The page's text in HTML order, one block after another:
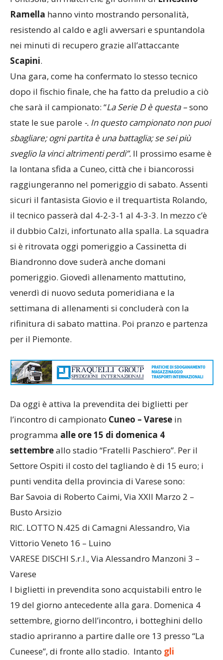
Ramella hanno vinto mostrando personalità,
resistendo al caldo e agli avversari e spuntandola
nei minuti di recupero grazie all’attaccante
Scapini.
Una gara, come ha confermato lo stesso tecnico
dopo il fischio finale, che ha fatto da preludio a ciò
che sarà il campionato: “La Serie D è questa –sono
state le sue parole -. In questo campionato non puoi
sbagliare; ogni partita è una battaglia; se sei più
sveglio la vinci altrimenti perdi”. Il prossimo esame è
la lontana sfida a Cuneo, città che i biancorossi
raggiungeranno nel pomeriggio di sabato. Assenti
sicuri il fantasista Giovio e il trequartista Rolando,
il tecnico passerà dal 4-2-3-1 al 4-3-3. In mezzo c’è
il dubbio Calzi, infortunato alla spalla. La squadra
si è ritrovata oggi pomeriggio a Cassinetta di
Biandronno dove suderà anche domani
pomeriggio. Giovedì allenamento mattutino,
venerdì di nuovo seduta pomeridiana e la
settimana di allenamenti si concluderà con la
rifinitura di sabato mattina. Poi pranzo e partenza
per il Piemonte.
Da oggi è attiva la prevendita dei biglietti per
l’incontro di campionato Cuneo – Varese in
programma alle ore 15 di domenica 4
settembreallo stadio “Fratelli Paschiero”. Per il
Settore Ospiti il costo del tagliando è di 15 euro; i
punti vendita della provincia di Varese sono:
Bar Savoia di Roberto Caimi, Via XXII Marzo 2 –
Busto Arsizio
RIC. LOTTO N.425 di Camagni Alessandro, Via
Vittorio Veneto 16 – Luino
VARESE DISCHI S.r.l., Via Alessandro Manzoni 3 –
Varese
I biglietti in prevendita sono acquistabili entro le
19 del giorno antecedente alla gara. Domenica 4
settembre, giorno dell’incontro, i botteghini dello
stadio apriranno a partire dalle ore 13 presso “La
Cuneese”, di fronte allo stadio. Intanto gli